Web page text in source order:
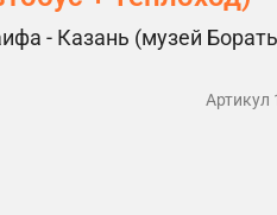
- Казань (музей
Артикул